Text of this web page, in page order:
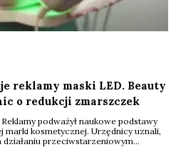
reklamy maski LED. Beauty
o redukcji zmarszczek
podważył naukowe podstawy
marki kosmetycznej. Urzędnicy uznali,
przeciwstarzeniowym